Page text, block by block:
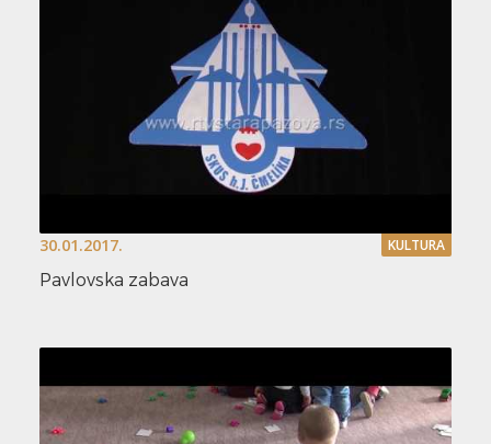
30.01.2017. KULTURA
Pavlovska zabava